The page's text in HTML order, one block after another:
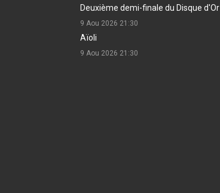
Deuxième demi-finale du Disque d'Or
9 Aou 2026 21:30
Aïoli
9 Aou 2026 21:30